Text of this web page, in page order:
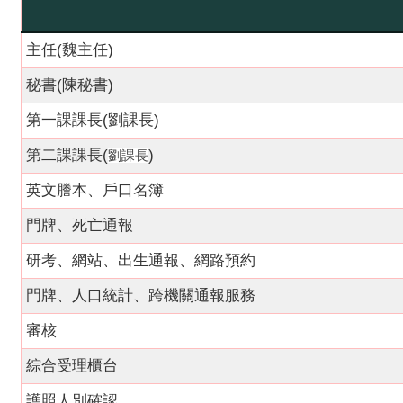
主任(魏主任)
秘書(陳秘書)
第一課課長(劉課長)
第二課課長(劉課長)
英文謄本、戶口名簿
門牌、死亡通報
研考、網站、出生通報、網路預約
門牌、人口統計、跨機關通報服務
審核
綜合受理櫃台